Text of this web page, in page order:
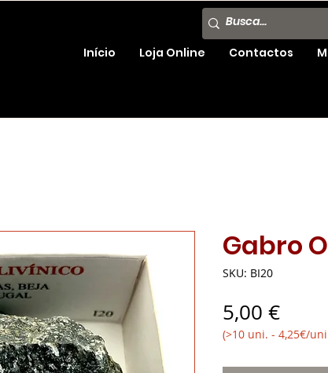
Início Loja Online Contactos
Gabro
SKU: BI20
5,00 €Preço
(>10 uni. - 4,25€/